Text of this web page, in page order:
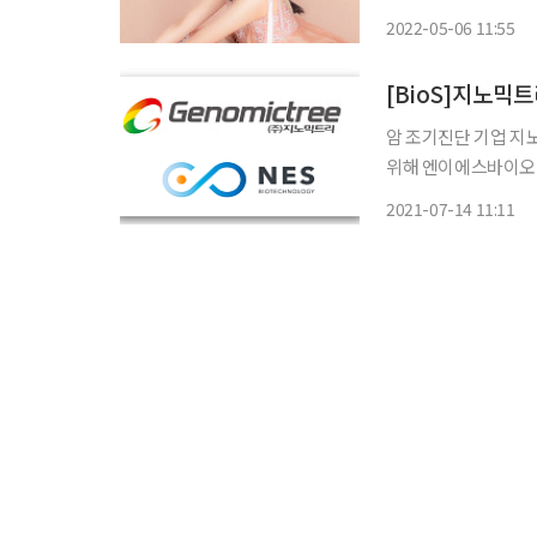
2022-05-06 11:55
[BioS]지노믹
암 조기진단 기업
위해 엔이에스바이오
2021-07-14 11:11